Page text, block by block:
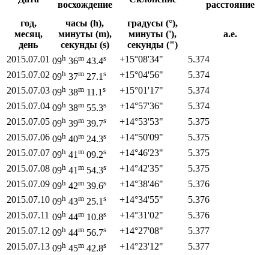
восхождение
расстояние
год,
месяц,
день
часы (h),
минуты (m),
секунды (s)
градусы (°),
минуты ('),
секунды (")
а.е.
2015.07.01 09h 36m 43.4s +15°08'34"
5.374
2015.07.02 09h 37m 27.1 s +15°04'56"
5.374
2015.07.03 09h 38m 11.1 s +15°01'17"
5.374
2015.07.04 09h 38m 55.3s +14°57'36"
5.374
2015.07.05 09h 39m 39.7s +14°53'53"
5.375
2015.07.06 09h 40m 24.3s +14°50'09"
5.375
2015.07.07 09h 41 m 09.2s +14°46'23"
5.375
2015.07.08 09h 41 m 54.3s +14°42'35"
5.375
2015.07.09 09h 42m 39.6s +14°38'46"
5.376
2015.07.10 09h 43m 25.1 s +14°34'55"
5.376
2015.07.11 09h 44m 10.8s +14°31'02"
5.376
2015.07.12 09h 44m 56.7s +14°27'08"
5.377
2015.07.13 09h 45m 42.8s +14°23'12"
5.377